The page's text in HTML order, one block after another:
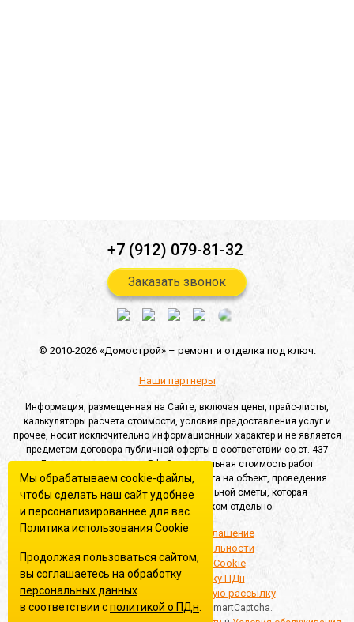
© 2010-2026 «Домострой» – ремонт и отделка под ключ.
Наши партнеры
+7 (912) 079-81-32
Заказать звонок
Информация, размещенная на Сайте, включая цены, прайс-листы,
калькуляторы расчета стоимости, условия предоставления услуг и
прочее, носит исключительно информационный характер и не является
предметом договора публичной оферты в соответствии со ст. 437
Гражданского кодекса РФ. Окончательная стоимость работ
определяется после выезда специалиста на объект, проведения
замеров и составления индивидуальной сметы, которая
согласовывается с Заказчиком отдельно.
Пользовательское соглашение
Политика конфиденциальности
Политика обработки Cookie
Согласие на обработку ПДн
Согласие на информационную рассылку
Этот сайт защищён Yandex SmartCaptcha.
Мы обрабатываем cookie-файлы,
чтобы сделать наш сайт удобнее
и персонализированнее для вас.
Политика использования Сookie
Продолжая пользоваться сайтом,
вы соглашаетесь на обработку
персональных данных
в соответствии сполитикой о ПДн